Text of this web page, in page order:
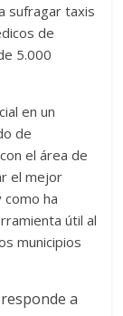
sufragar taxis
de
5.000
en un
de
el área de
el mejor
ha
útil al
municipios
a